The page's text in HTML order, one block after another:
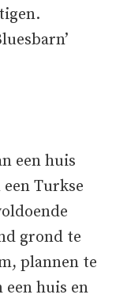
een huis
Turkse
grond te
plannen te
een huis en